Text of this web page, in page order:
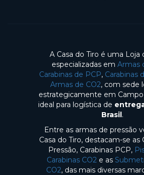
A Casa do Tiro é uma Loja
especializadas em Armas
Carabinas de PCP, Carabinas
Armas de CO2, com sede
estrategicamente em Campo
ideal para logística de
Brasil.
Entre as armas de pressão
Casa do Tiro, destacam-se as
Pressão, Carabinas PCP,
Carabinas CO2 e as
CO2, das mais diversas